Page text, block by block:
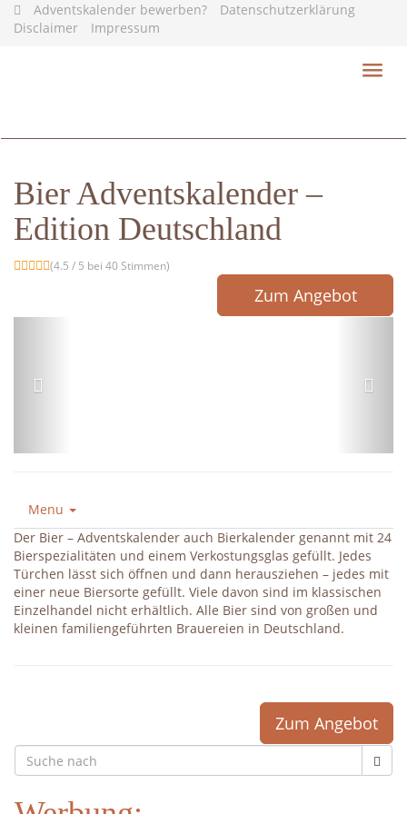
Skip
Adventskalender bewerben?
Datenschutzerklärung
Disclaimer
Impressum
Bier Adventskalender –
Edition Deutschland
(4.5 / 5 bei 40 Stimmen)
Zum Angebot
Menu
Der Bier – Adventskalender auch Bierkalender genannt mit 24
Bierspezialitäten und einem Verkostungsglas gefüllt. Jedes
Türchen lässt sich öffnen und dann herausziehen – jedes mit
einer neue Biersorte gefüllt. Viele davon sind im klassischen
Einzelhandel nicht erhältlich. Alle Bier sind von großen und
kleinen familiengeführten Brauereien in Deutschland.
Zum Angebot